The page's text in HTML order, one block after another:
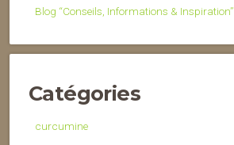
Blog “Conseils, Informations & Inspiration”
Catégories
curcumine